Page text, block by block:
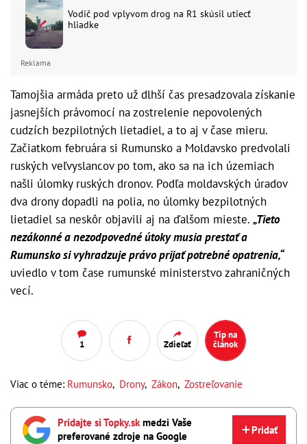
Vodič pod vplyvom drog na R1 skúsil utiecť
hliadke
Reklama
Tamojšia armáda preto už dlhší čas presadzovala získanie
jasnejších právomocí na zostrelenie nepovolených
cudzích bezpilotných lietadiel, a to aj v čase mieru.
Začiatkom februára si Rumunsko a Moldavsko predvolali
ruských veľvyslancov po tom, ako sa na ich územiach
našli úlomky ruských dronov. Podľa moldavských úradov
dva drony dopadli na polia, no úlomky bezpilotných
lietadiel sa neskôr objavili aj na ďalšom mieste. „Tieto
nezákonné a nezodpovedné útoky musia prestať a
Rumunsko si vyhradzuje právo prijať potrebné opatrenia,“
uviedlo v tom čase rumunské ministerstvo zahraničných
vecí.
1 Zdieľať
Tip na
článok
Viac o téme: Rumunsko, Drony, Zákon, Zostreľovanie
Pridajte si Topky.skmedzi Vaše
preferované zdroje na Google
Pridať